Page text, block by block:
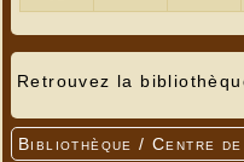
Retrouvez la
Bibliothèque / Centre